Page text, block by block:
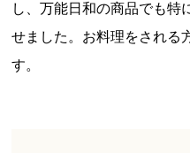
し、万能日和の商品でも特
せました。お料理をされる
す。